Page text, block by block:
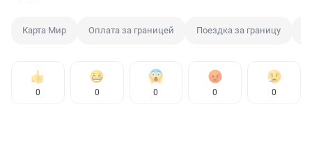
Карта Мир Оплата за границей Поездка за границу
0 0 0 0 0